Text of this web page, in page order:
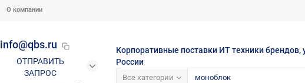
О компании
Корпоративные поставки ИТ техники брендов,
России
Все категории
info@qbs.ru
ОТПРАВИТЬ
ЗАПРОС